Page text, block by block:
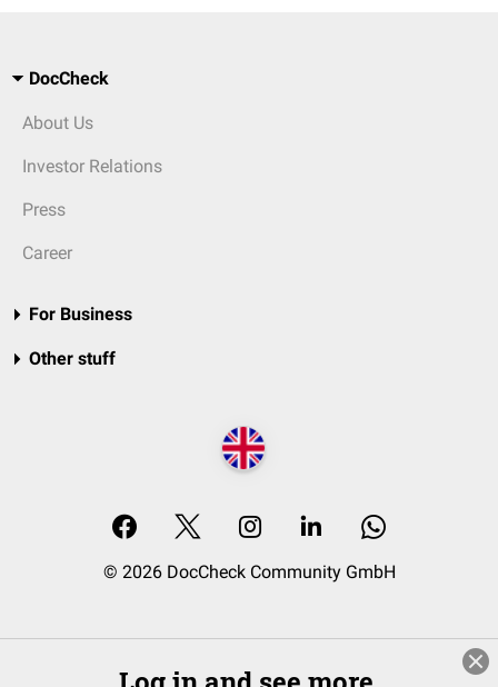
DocCheck
About Us
Investor Relations
Press
Career
For Business
Other stuff
© 2026 DocCheck Community GmbH